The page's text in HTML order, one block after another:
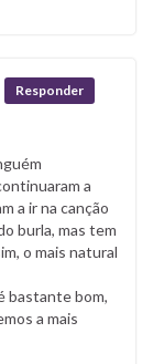
Responder
a
a ir na canção
burla, mas tem
o mais natural
bastante bom,
a mais